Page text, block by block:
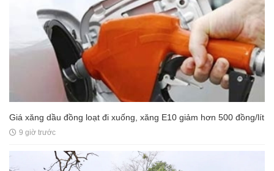
Giá xăng dầu đồng loạt đi xuống, xăng E10 giảm hơn 500 đồng/lít
9 giờ trước